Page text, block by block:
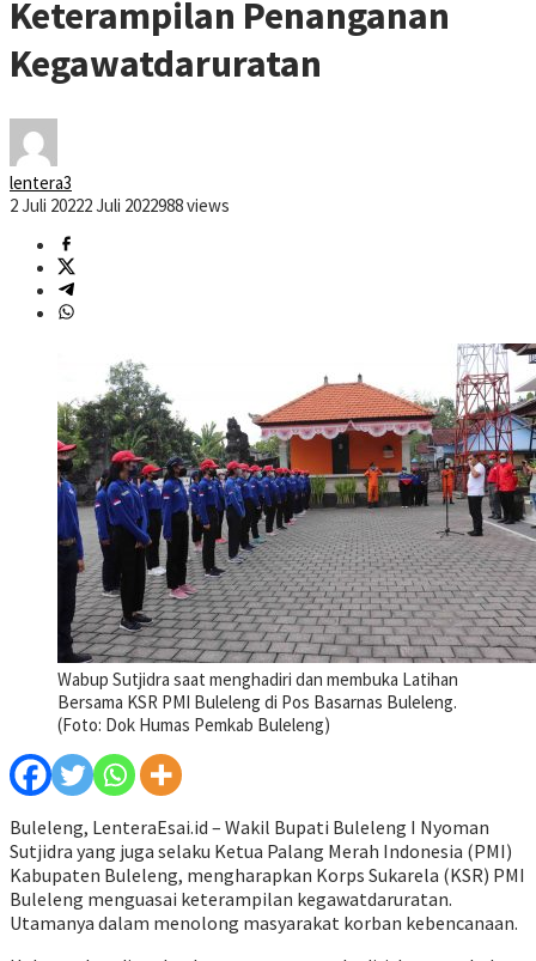
Keterampilan Penanganan
Kegawatdaruratan
lentera3
2 Juli 20222 Juli 2022988 views
Wabup Sutjidra saat menghadiri dan membuka Latihan
Bersama KSR PMI Buleleng di Pos Basarnas Buleleng.
(Foto: Dok Humas Pemkab Buleleng)
Buleleng, LenteraEsai.id – Wakil Bupati Buleleng I Nyoman
Sutjidra yang juga selaku Ketua Palang Merah Indonesia (PMI)
Kabupaten Buleleng, mengharapkan Korps Sukarela (KSR) PMI
Buleleng menguasai keterampilan kegawatdaruratan.
Utamanya dalam menolong masyarakat korban kebencanaan.